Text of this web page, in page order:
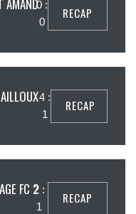
AMAND0 :
0
RECAP
4 :
1
RECAP
FC 22 :
1
RECAP